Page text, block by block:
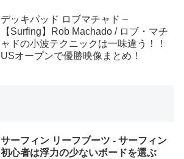
デッキパッド ロブマチャド –
【Surfing】Rob Machado / ロブ・マチ
ャドの小波テクニックは一味違う！！
USオープンで優勝映像まとめ！
サーフィン リーフブーツ - サーフィン
初心者は浮力の少ないボードを選ぶ